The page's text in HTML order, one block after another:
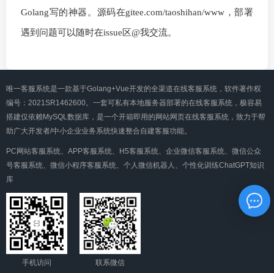
Golang写的神器。源码在gitee.com/taoshihan/www，部署
遇到问题可以随时在issue区@我交流。
唯一客服系统是一款基于Golang+Vue开发的全渠道在线客服系统，软件著作权
编号：2021SR1462600。一套可私有本地服务器部署的在线客服系统，极容易
搭建仅依赖MySQL数据库，是一个开箱即用的网站网页在线客服系统，致力于帮
助广大开发者/中小企业业务系统快速整合自建客服功能。
PC网站客服系统、APP客服系统、H5客服系统、企业微信客服系统、微信公众
号客服系统、微信小程序客服系统、个人微信机器人、个性化训练ChatGPT知识
库
手机访问 联系微信